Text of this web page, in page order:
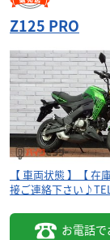
Z125PRO
本体価格:
カスタム多
級の大型屋
ワサキ・ヤマ
Z125 PRO
【 車両状態 】【
接ご連絡下さい
お電話